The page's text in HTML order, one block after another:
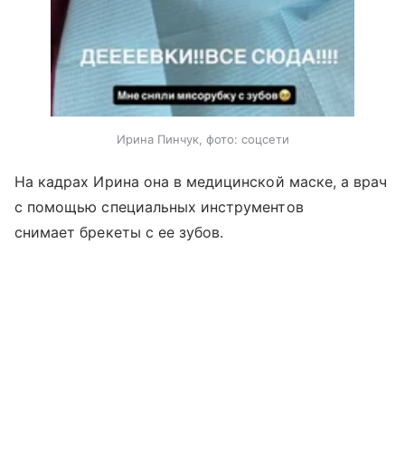
Ирина Пинчук, фото: соцсети
На кадрах Ирина она в медицинской маске, а врач
с помощью специальных инструментов
снимает брекеты с ее зубов.